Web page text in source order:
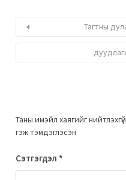
Тагтны
Таны имэйл хаягийг
гэж тэмдэглэсэн
Сэтгэгдэл *